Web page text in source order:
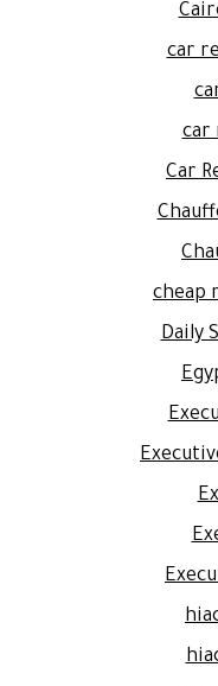
car
car
Car
cheap
Daily